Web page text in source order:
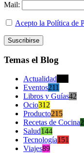
Mail:
Acepto la Política de
Temas el Blog
Actualidad
Eventos211
Libros y Guías42
Ocio312
Producto215
Recetas de Cocina
Salud144
Tecnología151
Viajes89